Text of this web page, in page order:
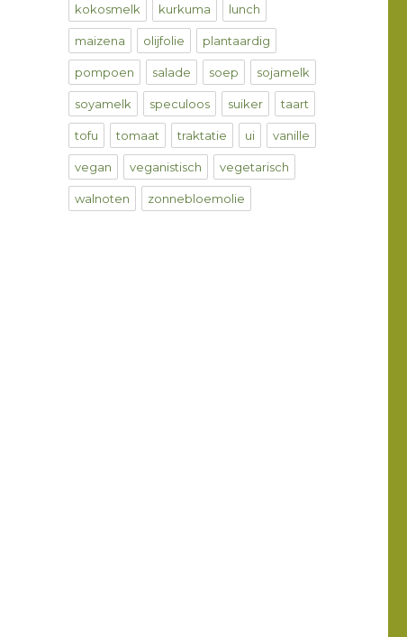
kokosmelk kurkuma lunch
maizena olijfolie plantaardig
pompoen salade soep sojamelk
soyamelk speculoos suiker taart
tofu tomaat traktatie ui vanille
vegan veganistisch vegetarisch
walnoten zonnebloemolie